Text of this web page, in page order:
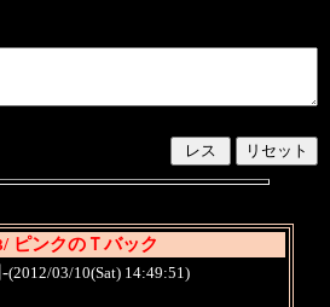
/ ピンクのＴバック
(2012/03/10(Sat) 14:49:51)